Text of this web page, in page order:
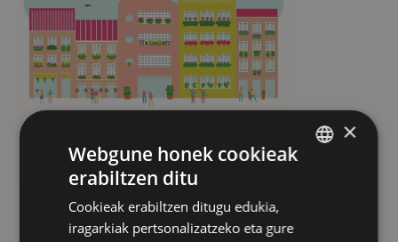
×
Webgune honek cookieak
erabiltzen ditu
Cookieak erabiltzen ditugu edukia,
iragarkiak pertsonalizatzeko eta gure